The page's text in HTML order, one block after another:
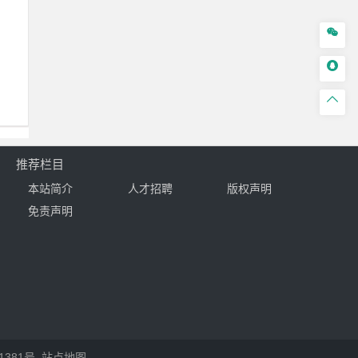



推荐栏目
本站简介 人才招聘
版权声明
免责声明